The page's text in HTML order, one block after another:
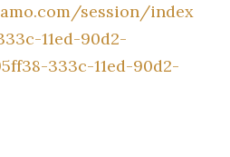
session/index
11ed-90d2-
333c-11ed-90d2-